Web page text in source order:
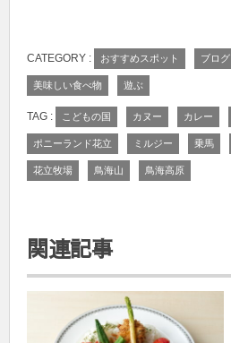
CATEGORY : おすすめスポット ブログ
美味しい食べ物 遊ぶ
TAG : こどもの国 カヌー カレー
ポニーランド花立 ミルジー 乗馬
花立牧場 鳥海山 鳥海高原
関連記事